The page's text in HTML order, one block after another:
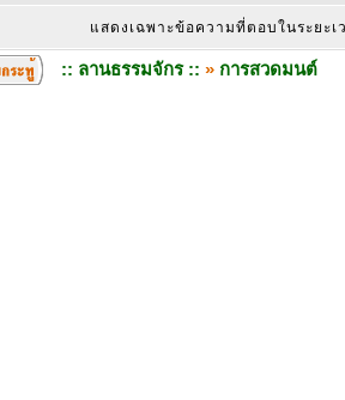
แสดงเฉพาะข้อความที่ตอบในระยะ
:: ลานธรรมจักร :: » การสวดมนต์